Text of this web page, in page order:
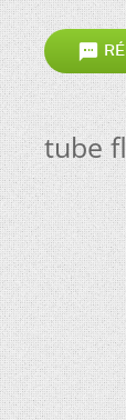

tube